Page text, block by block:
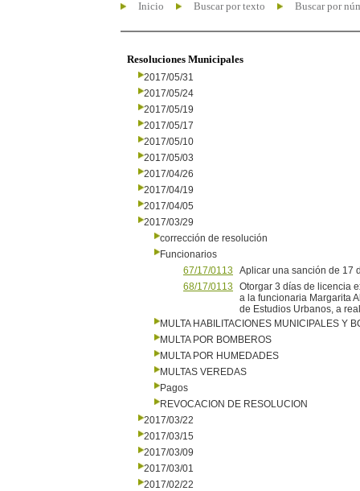
Inicio Buscar por texto Buscar por
Resoluciones Municipales
2017/05/31
2017/05/24
2017/05/19
2017/05/17
2017/05/10
2017/05/03
2017/04/26
2017/04/19
2017/04/05
2017/03/29
corrección de resolución
Funcionarios
67/17/0113
Aplicar una sanción de 17
68/17/0113
Otorgar 3 días de licencia
a la funcionaria Margarita
de Estudios Urbanos, a
MULTA HABILITACIONES MUNICIPALES Y
MULTA POR BOMBEROS
MULTA POR HUMEDADES
MULTAS VEREDAS
Pagos
REVOCACION DE RESOLUCION
2017/03/22
2017/03/15
2017/03/09
2017/03/01
2017/02/22